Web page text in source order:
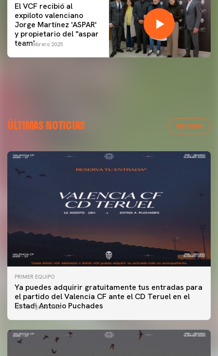
El VCF recibió al
expiloto valenciano
Jorge Martínez 'ASPAR'
y propietario del ''aspar
team'
09 febrero 2025
ÚLTIMAS NOTICIAS VER TODAS
PRIMER EQUIPO
Ya puedes adquirir gratuitamente tus entradas para
el partido del Valencia CF ante el CD Teruel en el
Estadi Antonio Puchades
10 agosto 2026